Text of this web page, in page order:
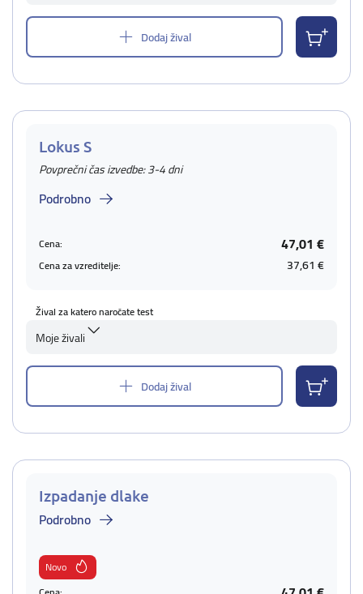
Dodaj žival
Lokus S
Povprečni čas izvedbe: 3-4 dni
Podrobno
Cena: 47,01 €
Cena za vzreditelje: 37,61 €
Žival za katero naročate test
Moje živali
Dodaj žival
Izpadanje dlake
Podrobno
Novo